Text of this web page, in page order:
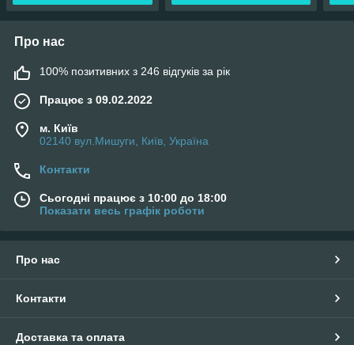
Про нас
100% позитивних з 246 відгуків за рік
Працює з 09.02.2022
м. Київ
02140 вул.Мишуги, Київ, Україна
Контакти
Сьогодні працює з 10:00 до 18:00
Показати весь графік роботи
Про нас
Контакти
Доставка та оплата